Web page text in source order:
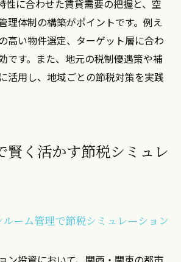
性に合わせた賃貸需要の把握と、空
理体制の構築がポイントです。例え
高い物件選定、ターゲット層に合わ
です。また、地元の税制優遇策や補
活用し、地域ごとの節税対策を実践
賢く活かす節税シミュレ
ーム管理で節税シミュレーション